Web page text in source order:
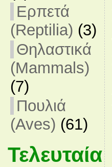
Ερπετά
(Reptilia) (3)
Θηλαστικά
(Mammals)
(7)
Πουλιά
(Aves) (61)
Τελευταία